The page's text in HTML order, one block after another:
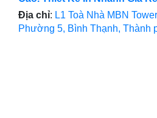
Địa chỉ: L1 Toà Nhà MBN
Phường 5, Bình Thạnh, Thành